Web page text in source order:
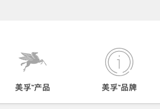
美孚™产品 美孚™品牌